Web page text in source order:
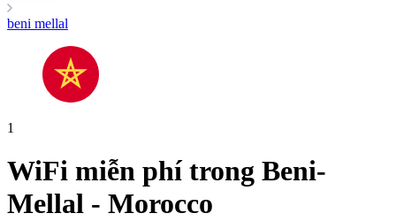
beni mellal
1
WiFi miễn phí trong Beni-
Mellal - Morocco